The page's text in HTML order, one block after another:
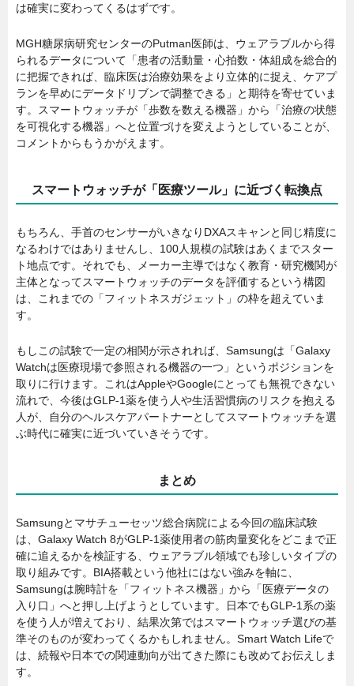
は確実に変わってくるはずです。
MGH糖尿病研究センターのPutman医師は、ウェアラブルから得
られるデータについて「患者の活動量・心拍数・体組成を総合的
に把握できれば、臨床医は治療効果をより立体的に捉え、ケアプ
ランを早めにデータドリブンで調整できる」と期待を寄せていま
す。スマートウォッチが「歩数を数える機器」から「治療の状態
を可視化する機器」へと位置づけを変えようとしていることが、
コメントからもうかがえます。
スマートウォッチが「医療ツール」に近づく転換点
もちろん、手首のセンサーがいきなりDXAスキャンと同じ精度に
なるわけではありませんし、100人規模の試験はあくまでスター
ト地点です。それでも、メーカー主導ではなく教育・研究機関が
主体となってスマートウォッチのデータを評価するという構図
は、これまでの「フィットネスガジェット」の枠を超えていま
す。
もしこの試験で一定の相関が示されれば、Samsungは「Galaxy
Watchは医療現場で参照される機器の一つ」というポジションを
取りに行けます。これはAppleやGoogleにとっても無視できない
流れで、今後はGLP-1薬を使う人や生活習慣病のリスクを抱える
人が、自分のヘルスケアパートナーとしてスマートウォッチを選
ぶ時代に確実に近づいていきそうです。
まとめ
Samsungとマサチューセッツ総合病院による今回の臨床試験
は、Galaxy Watch 8がGLP-1薬使用者の筋肉量変化をどこまで正
確に追えるかを検証する、ウェアラブル領域でも珍しいタイプの
取り組みです。BIA搭載という他社にはない強みを軸に、
Samsungは腕時計を「フィットネス機器」から「医療データの
入り口」へと押し上げようとしています。日本でもGLP-1系の薬
を使う人が増えており、結果次第ではスマートウォッチ選びの基
準そのものが変わってくるかもしれません。Smart Watch Lifeで
は、続報や日本での関連動向が出てきた際にも改めてお伝えしま
す。